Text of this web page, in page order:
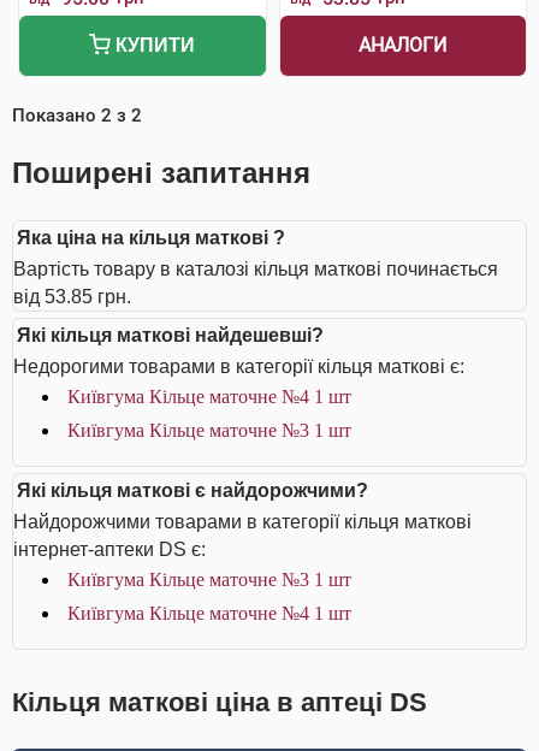
КУПИТИ АНАЛОГИ
Показано 2 з 2
Поширені запитання
Яка ціна на кільця маткові ?
Вартість товару в каталозі кільця маткові починається
від 53.85 грн.
Які кільця маткові найдешевші?
Недорогими товарами в категорії кільця маткові є:
Київгума Кільце маточне №4 1 шт
Київгума Кільце маточне №3 1 шт
Які кільця маткові є найдорожчими?
Найдорожчими товарами в категорії кільця маткові
інтернет-аптеки DS є:
Київгума Кільце маточне №3 1 шт
Київгума Кільце маточне №4 1 шт
Кільця маткові ціна в аптеці DS